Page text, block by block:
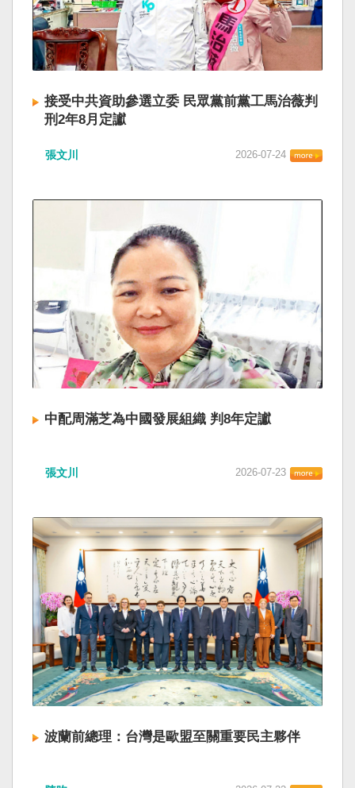
接受中共資助參選立委 民眾黨前黨工馬治薇判
刑2年8月定讞
張文川 2026-07-24
中配周滿芝為中國發展組織 判8年定讞
張文川 2026-07-23
波蘭前總理：台灣是歐盟至關重要民主夥伴